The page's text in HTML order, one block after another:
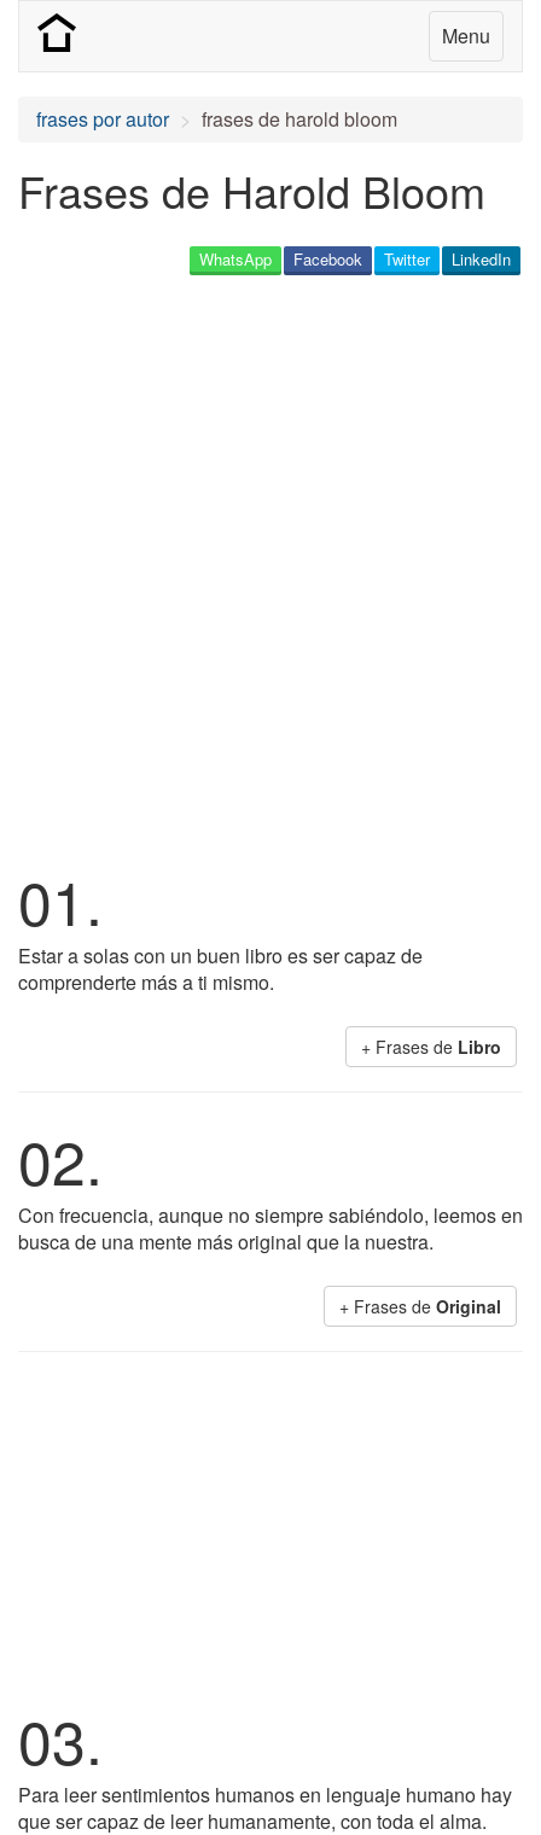
Menu
frases por autor frases de harold bloom
Frases de Harold Bloom
LinkedIn
Twitter
Facebook
WhatsApp
01.
Estar a solas con un buen libro es ser capaz de
comprenderte más a ti mismo.
+ Frases de Libro
02.
Con frecuencia, aunque no siempre sabiéndolo, leemos en
busca de una mente más original que la nuestra.
+ Frases de Original
03.
Para leer sentimientos humanos en lenguaje humano hay
que ser capaz de leer humanamente, con toda el alma.